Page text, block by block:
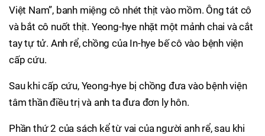
Việt Nam”, banh miệng cô nhét thịt vào mồm. Ông tát cô
và bắt cô nuốt thịt. Yeong-hye nhặt một mảnh chai và cắt
tay tự tử. Anh rể, chồng của In-hye bế cô vào bệnh viện
cấp cứu.
Sau khi cấp cứu, Yeong-hye bị chồng đưa vào bệnh viện
tâm thần điều trị và anh ta đưa đơn ly hôn.
Phần thứ 2 của sách kể từ vai của người anh rể, sau khi